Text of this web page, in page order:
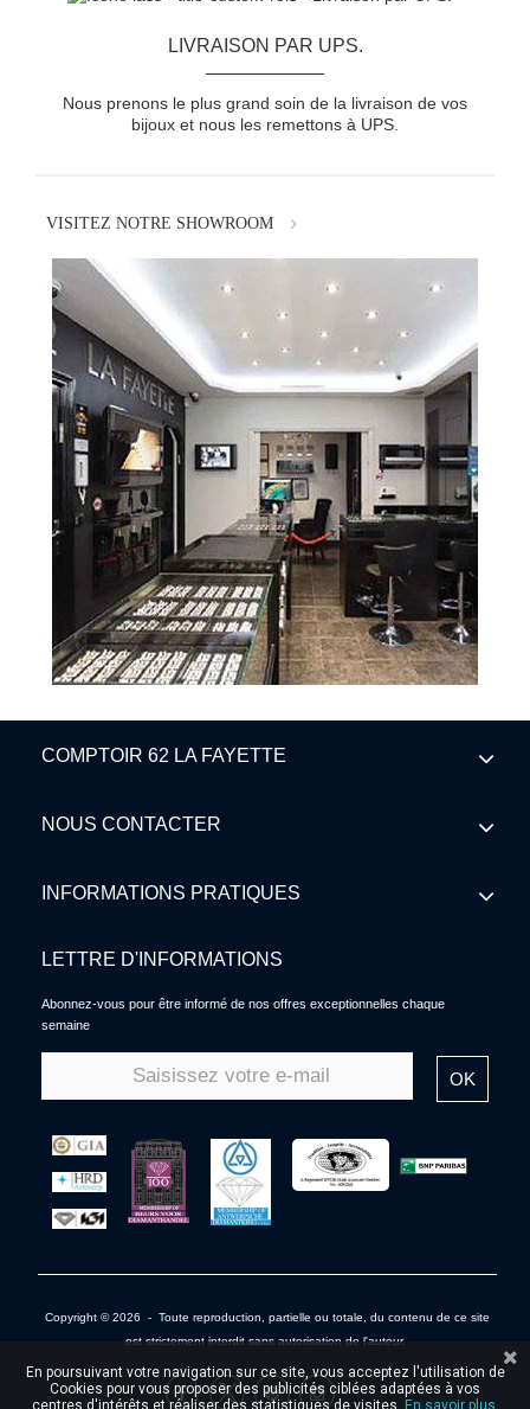
LIVRAISON PAR UPS.
Nous prenons le plus grand soin de la livraison de vos
bijoux et nous les remettons à UPS.
VISITEZ NOTRE SHOWROOM
COMPTOIR 62 LA FAYETTE
NOUS CONTACTER
INFORMATIONS PRATIQUES
LETTRE D'INFORMATIONS
Abonnez-vous pour être informé de nos offres exceptionnelles chaque
semaine
OK
Copyright © 2026 - Toute reproduction, partielle ou totale, du contenu de ce site
est strictement interdit sans autorisation de l'auteur.
En poursuivant votre navigation sur ce site, vous acceptez l'utilisation de
Cookies pour vous proposer des publicités ciblées adaptées à vos
centres d'intérêts et réaliser des statistiques de visites.
En savoir plus.